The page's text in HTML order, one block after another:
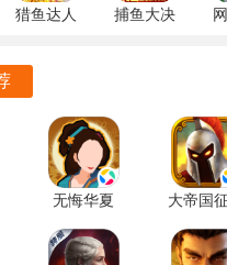
搭配、技能组合，到站位
错综复杂，亦敌亦友，玩
运筹帷幄。
霸三国志郭嘉怎么样
国志中，郭嘉是非常出色
猎鱼达人
卓版
捕鱼大决
无悔华夏
3.8.280 官
方正版
大帝国
者 5.681
方正